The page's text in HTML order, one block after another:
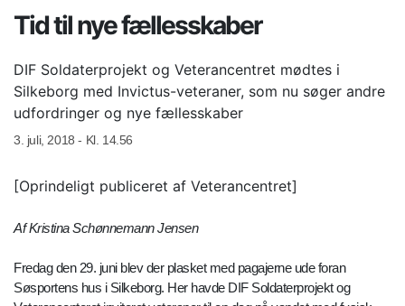
Tid til nye fællesskaber
DIF Soldaterprojekt og Veterancentret mødtes i
Silkeborg med Invictus-veteraner, som nu søger andre
udfordringer og nye fællesskaber
3. juli, 2018 - Kl. 14.56
[Oprindeligt publiceret af Veterancentret]
Af Kristina Schønnemann Jensen
Fredag den 29. juni blev der plasket med pagajerne ude foran
Søsportens hus i Silkeborg. Her havde DIF Soldaterprojekt og